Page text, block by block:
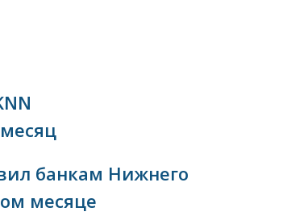
банкам Нижнего
месяце